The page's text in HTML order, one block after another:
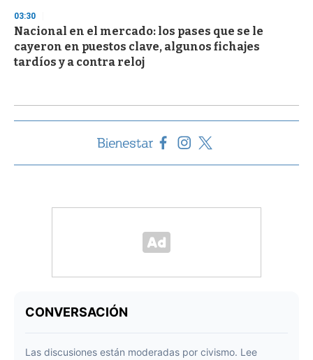
03:30
Nacional en el mercado: los pases que se le
cayeron en puestos clave, algunos fichajes
tardíos y a contra reloj